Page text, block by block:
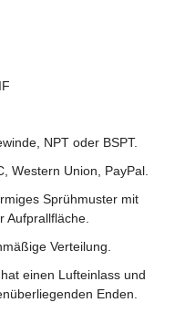
NPT oder BSPT.
Western Union, PayPal.
Sprühmuster mit
Aufprallfläche.
Verteilung.
einen Lufteinlass und
Enden.